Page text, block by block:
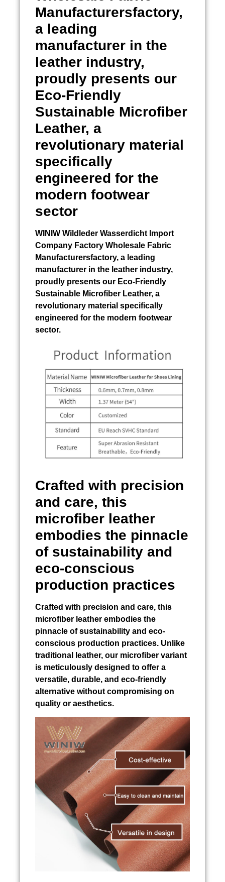
Manufacturersfactory,
a leading
manufacturer in the
leather industry,
proudly presents our
Eco-Friendly
Sustainable Microfiber
Leather, a
revolutionary material
specifically
engineered for the
modern footwear
sector
WINIW Wildleder Wasserdicht Import
Company Factory Wholesale Fabric
Manufacturersfactory, a leading
manufacturer in the leather industry,
proudly presents our Eco-Friendly
Sustainable Microfiber Leather, a
revolutionary material specifically
engineered for the modern footwear
sector.
Crafted with precision
and care, this
microfiber leather
embodies the pinnacle
of sustainability and
eco-conscious
production practices
Crafted with precision and care, this
microfiber leather embodies the
pinnacle of sustainability and eco-
conscious production practices. Unlike
traditional leather, our microfiber variant
is meticulously designed to offer a
versatile, durable, and eco-friendly
alternative without compromising on
quality or aesthetics.